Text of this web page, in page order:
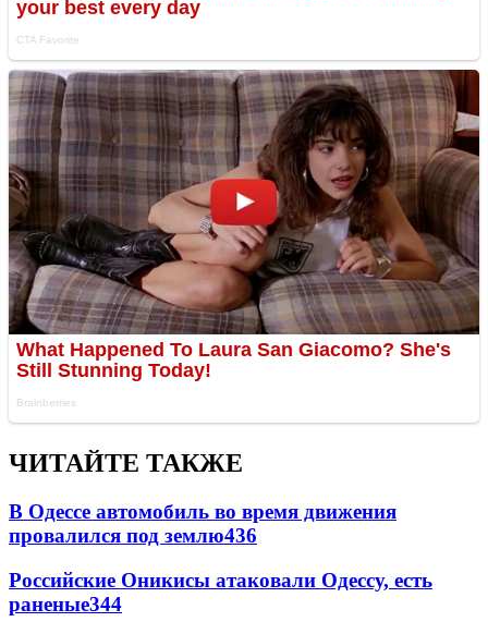
ЧИТАЙТЕ ТАКЖЕ
В Одессе автомобиль во время движения
провалился под землю436
Российские Оникисы атаковали Одессу, есть
раненые344